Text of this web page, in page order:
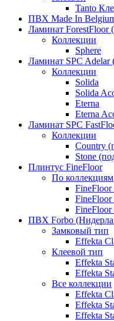
Tanto
ПВХ Made In
Ламинат ForestFloor
Коллекции
Sphere
Ламинат SPC Adelar
Коллекции
Solida
Solida
Eterna
Eterna
Ламинат SPC
Коллекции
Country
Stone
Плинтус FineFloor
По коллекциям
FineFloor
FineFloor
FineFloor
ПВХ Forbo
Замковый тип
Effekta
Клеевой тип
Effekta
Effekta
Все коллекции
Effekta
Effekta
Effekta